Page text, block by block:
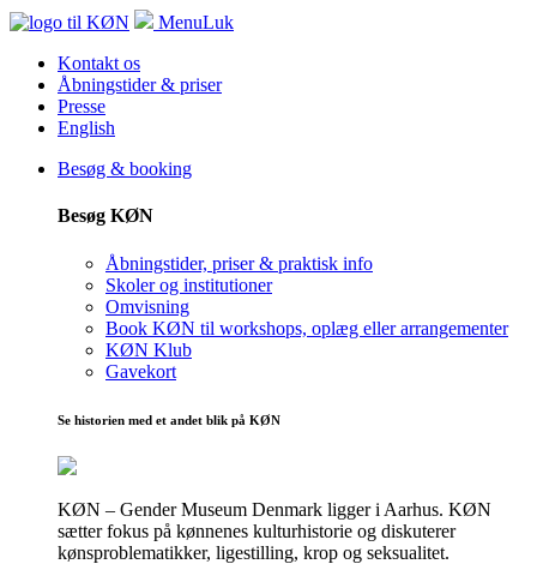
MenuLuk
Kontakt os
Åbningstider & priser
Presse
English
Besøg & booking
Besøg KØN
Åbningstider, priser & praktisk info
Skoler og institutioner
Omvisning
Book KØN til workshops, oplæg eller arrangementer
KØN Klub
Gavekort
Se historien med et andet blik på KØN
KØN – Gender Museum Denmark ligger i Aarhus. KØN
sætter fokus på kønnenes kulturhistorie og diskuterer
kønsproblematikker, ligestilling, krop og seksualitet.